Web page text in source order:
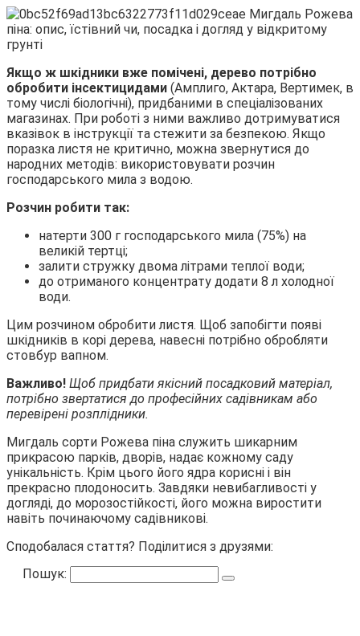
Якщо ж шкідники вже помічені, дерево потрібно
обробити інсектицидами (Амплиго, Актара, Вертимек, в
тому числі біологічні), придбаними в спеціалізованих
магазинах. При роботі з ними важливо дотримуватися
вказівок в інструкції та стежити за безпекою. Якщо
поразка листя не критично, можна звернутися до
народних методів: використовувати розчин
господарського мила з водою.
Розчин робити так:
натерти 300 г господарського мила (75%) на
великій тертці;
залити стружку двома літрами теплої води;
до отриманого концентрату додати 8 л холодної
води.
Цим розчином обробити листя. Щоб запобігти появі
шкідників в корі дерева, навесні потрібно обробляти
стовбур вапном.
Важливо! Щоб придбати якісний посадковий матеріал,
потрібно звертатися до професійних садівникам або
перевірені розплідники.
Мигдаль сорти Рожева піна служить шикарним
прикрасою парків, дворів, надає кожному саду
унікальність. Крім цього його ядра корисні і він
прекрасно плодоносить. Завдяки невибагливості у
догляді, до морозостійкості, його можна виростити
навіть починаючому садівникові.
Сподобалася стаття? Поділитися з друзями:
Пошук: